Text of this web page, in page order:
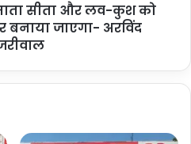
सीता और लव-कुश को
बनाया जाएगा- अरविंद